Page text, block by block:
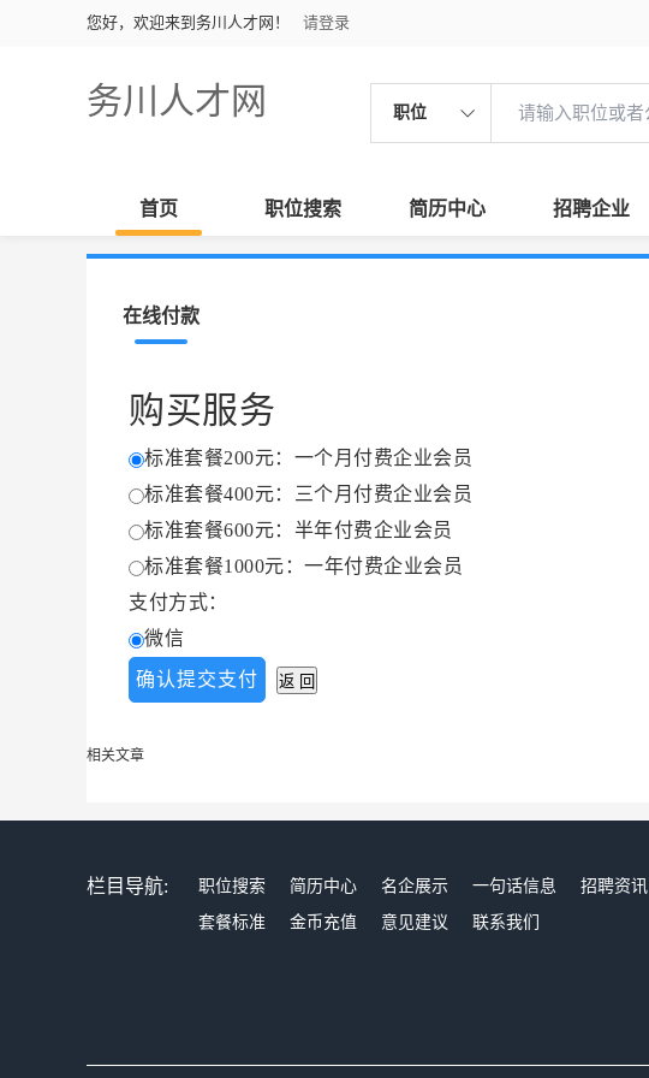
您好，欢迎来到务川人才网！ 请登录
务川人才网 职位
首页 职位搜索 简历中心 招聘企业
在线付款
购买服务
标准套餐200元：一个月付费企业会员
标准套餐400元：三个月付费企业会员
标准套餐600元：半年付费企业会员
标准套餐1000元：一年付费企业会员
支付方式：
微信
相关文章
栏目导航: 职位搜索 简历中心 名企展示 一句话信息 招聘资讯
套餐标准
金币充值 意见建议 联系我们